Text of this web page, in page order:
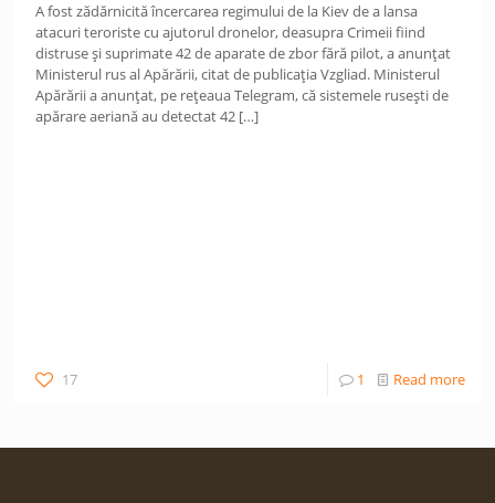
A fost zădărnicită încercarea regimului de la Kiev de a lansa
atacuri teroriste cu ajutorul dronelor, deasupra Crimeii fiind
distruse și suprimate 42 de aparate de zbor fără pilot, a anunțat
Ministerul rus al Apărării, citat de publicația Vzgliad. Ministerul
Apărării a anunțat, pe rețeaua Telegram, că sistemele rusești de
apărare aeriană au detectat 42 […]
17 1 Read more